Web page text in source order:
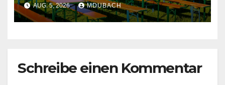
AUG. 5, 2026 MDUBACH
Schreibe einen Kommentar